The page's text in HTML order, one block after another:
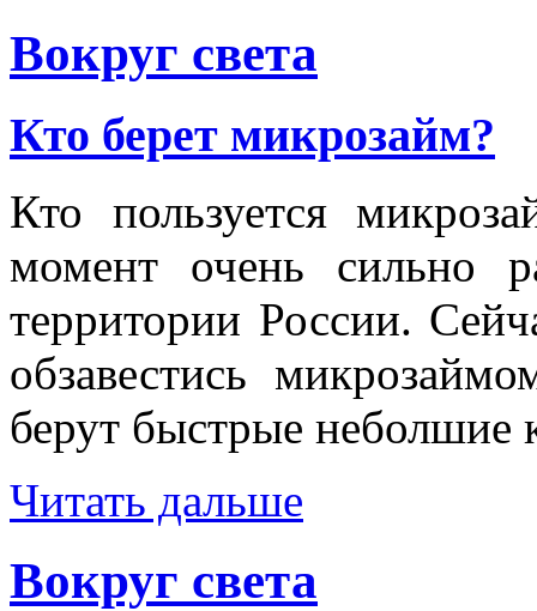
Вокруг света
Кто берет микрозайм?
Кто пользуется
момент очень сильно
территории России.
обзавестись
берут быстрые неболшие
Читать дальше
Вокруг света